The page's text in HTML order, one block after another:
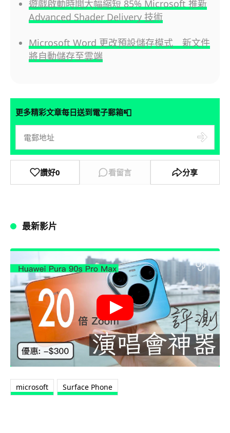
遊戲啟動時間大幅縮短 85% Microsoft 推新
Advanced Shader Delivery 技術
Microsoft Word 更改預設儲存模式 新文件
將自動儲存至雲端
更多精彩文章每日送到電子郵箱📮
讚好0 看留言 分享
最新影片
microsoft Surface Phone